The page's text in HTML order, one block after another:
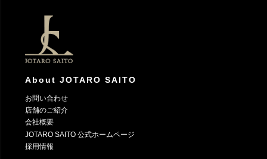
About JOTARO SAITO
お問い合わせ
店舗のご紹介
会社概要
JOTARO SAITO 公式ホームページ
採用情報